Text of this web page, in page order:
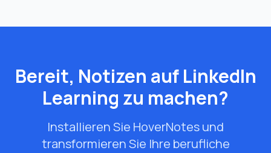
Bereit, Notizen auf LinkedIn
Learning zu machen?
Installieren Sie HoverNotes und
transformieren Sie Ihre berufliche